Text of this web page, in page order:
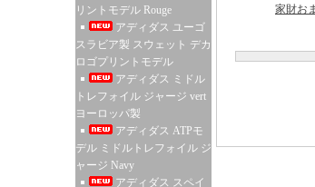
リントモデル Rouge
アディダス ユーゴ
スラビア製 スウェット デカ
ロゴプリントモデル
アディダス ミドル
トレフォイル ジャージ vert
ヨーロッパ製
アディダス ATPモ
デル ミドルトレフォイル ジ
ャージ Navy
アディダス スペイ
家財お